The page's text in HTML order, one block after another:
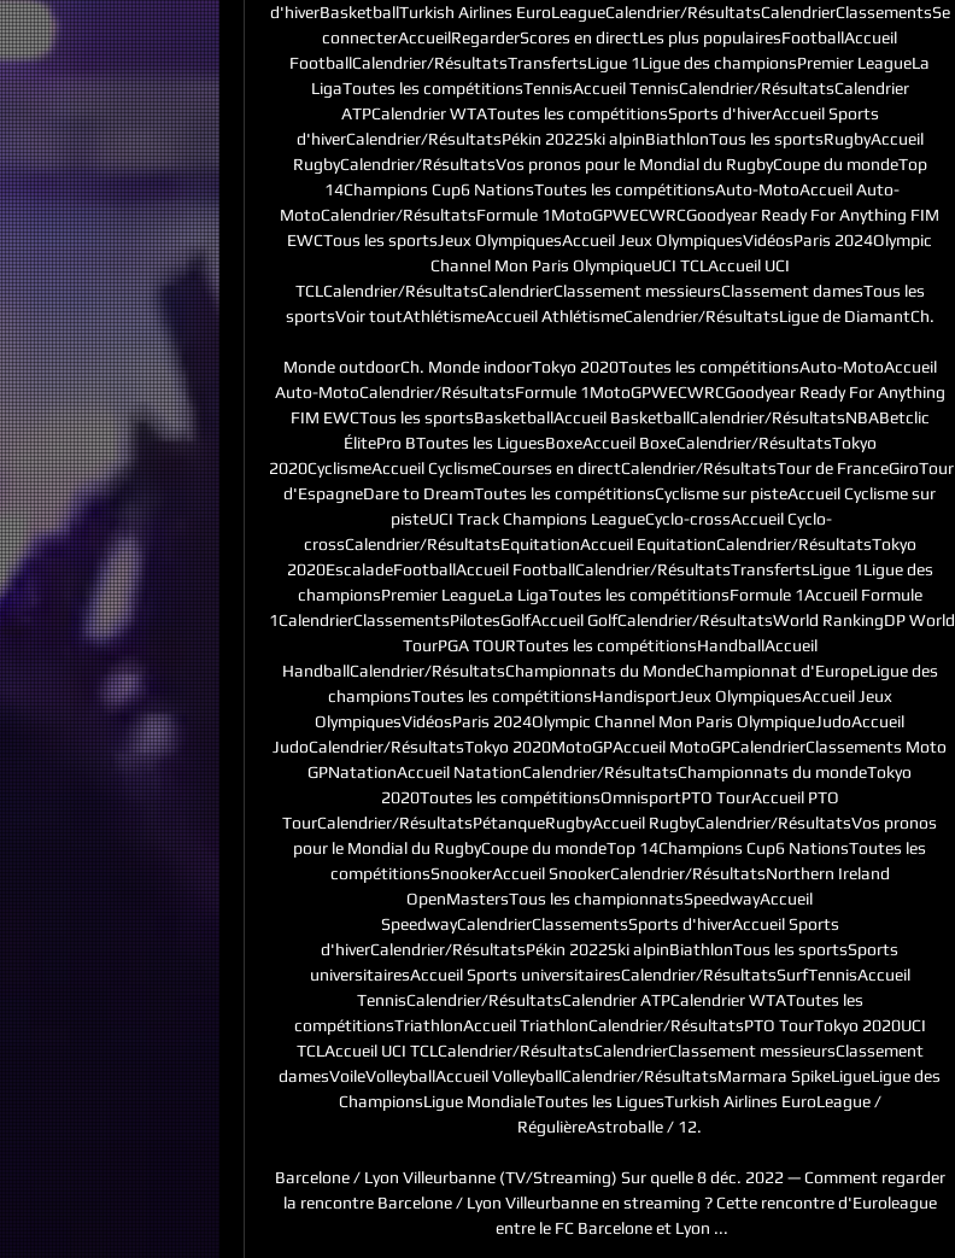
d'hiverBasketballTurkish Airlines EuroLeagueCalendrier/RésultatsCalendrierClassementsSe
connecterAccueilRegarderScores en directLes plus populairesFootballAccueil
FootballCalendrier/RésultatsTransfertsLigue 1Ligue des championsPremier LeagueLa
LigaToutes les compétitionsTennisAccueil TennisCalendrier/RésultatsCalendrier
ATPCalendrier WTAToutes les compétitionsSports d'hiverAccueil Sports
d'hiverCalendrier/RésultatsPékin 2022Ski alpinBiathlonTous les sportsRugbyAccueil
RugbyCalendrier/RésultatsVos pronos pour le Mondial du RugbyCoupe du mondeTop
14Champions Cup6 NationsToutes les compétitionsAuto-MotoAccueil Auto-
MotoCalendrier/RésultatsFormule 1MotoGPWECWRCGoodyear Ready For Anything FIM
EWCTous les sportsJeux OlympiquesAccueil Jeux OlympiquesVidéosParis 2024Olympic
Channel Mon Paris OlympiqueUCI TCLAccueil UCI
TCLCalendrier/RésultatsCalendrierClassement messieursClassement damesTous les
sportsVoir toutAthlétismeAccueil AthlétismeCalendrier/RésultatsLigue de DiamantCh.
Monde outdoorCh. Monde indoorTokyo 2020Toutes les compétitionsAuto-MotoAccueil
Auto-MotoCalendrier/RésultatsFormule 1MotoGPWECWRCGoodyear Ready For Anything
FIM EWCTous les sportsBasketballAccueil BasketballCalendrier/RésultatsNBABetclic
ÉlitePro BToutes les LiguesBoxeAccueil BoxeCalendrier/RésultatsTokyo
2020CyclismeAccueil CyclismeCourses en directCalendrier/RésultatsTour de FranceGiroTour
d'EspagneDare to DreamToutes les compétitionsCyclisme sur pisteAccueil Cyclisme sur
pisteUCI Track Champions LeagueCyclo-crossAccueil Cyclo-
crossCalendrier/RésultatsEquitationAccueil EquitationCalendrier/RésultatsTokyo
2020EscaladeFootballAccueil FootballCalendrier/RésultatsTransfertsLigue 1Ligue des
championsPremier LeagueLa LigaToutes les compétitionsFormule 1Accueil Formule
1CalendrierClassementsPilotesGolfAccueil GolfCalendrier/RésultatsWorld RankingDP World
TourPGA TOURToutes les compétitionsHandballAccueil
HandballCalendrier/RésultatsChampionnats du MondeChampionnat d'EuropeLigue des
championsToutes les compétitionsHandisportJeux OlympiquesAccueil Jeux
OlympiquesVidéosParis 2024Olympic Channel Mon Paris OlympiqueJudoAccueil
JudoCalendrier/RésultatsTokyo 2020MotoGPAccueil MotoGPCalendrierClassements Moto
GPNatationAccueil NatationCalendrier/RésultatsChampionnats du mondeTokyo
2020Toutes les compétitionsOmnisportPTO TourAccueil PTO
TourCalendrier/RésultatsPétanqueRugbyAccueil RugbyCalendrier/RésultatsVos pronos
pour le Mondial du RugbyCoupe du mondeTop 14Champions Cup6 NationsToutes les
compétitionsSnookerAccueil SnookerCalendrier/RésultatsNorthern Ireland
OpenMastersTous les championnatsSpeedwayAccueil
SpeedwayCalendrierClassementsSports d'hiverAccueil Sports
d'hiverCalendrier/RésultatsPékin 2022Ski alpinBiathlonTous les sportsSports
universitairesAccueil Sports universitairesCalendrier/RésultatsSurfTennisAccueil
TennisCalendrier/RésultatsCalendrier ATPCalendrier WTAToutes les
compétitionsTriathlonAccueil TriathlonCalendrier/RésultatsPTO TourTokyo 2020UCI
TCLAccueil UCI TCLCalendrier/RésultatsCalendrierClassement messieursClassement
damesVoileVolleyballAccueil VolleyballCalendrier/RésultatsMarmara SpikeLigueLigue des
ChampionsLigue MondialeToutes les LiguesTurkish Airlines EuroLeague /
RégulièreAstroballe / 12.
Barcelone / Lyon Villeurbanne (TV/Streaming) Sur quelle 8 déc. 2022 — Comment regarder
la rencontre Barcelone / Lyon Villeurbanne en streaming ? Cette rencontre d'Euroleague
entre le FC Barcelone et Lyon ...